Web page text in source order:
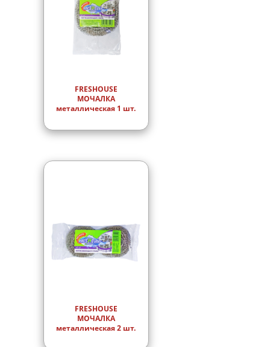
FRESHOUSE
МОЧАЛКА
металлическая 1 шт.
FRESHOUSE
МОЧАЛКА
металлическая 2 шт.